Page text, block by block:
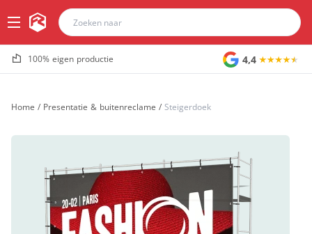
100% eigen productie 4,4
Home / Presentatie & buitenreclame / Steigerdoek